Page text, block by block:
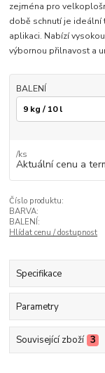
zejména pro
době schnutí je
aplikaci. Nabízí
výbornou přilnavost a
BALENÍ
/ks
Aktuální cenu a
Číslo produktu:
BARVA:
BALENÍ:
Hlídat cenu / dostupnost
Specifikace
Parametry
Související zboží 3